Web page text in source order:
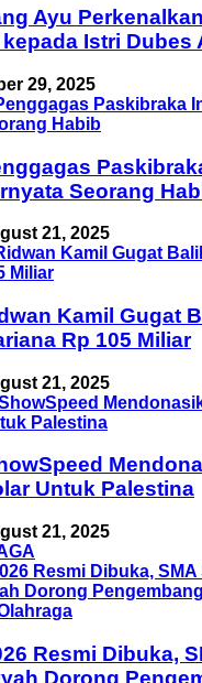
Ayu
Istri Dubes
29, 2025
Seorang
21, 2025
Kamil Gugat
Rp 105 Miliar
21, 2025
Untuk Palestina
21, 2025
Resmi Dibuka,
Dorong